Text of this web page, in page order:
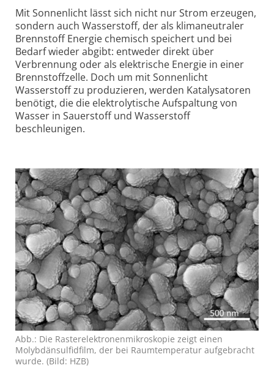
Mit Sonnenlicht lässt sich nicht nur Strom erzeugen,
sondern auch Wasserstoff, der als klimaneutraler
Brennstoff Energie chemisch speichert und bei
Bedarf wieder abgibt: entweder direkt über
Verbrennung oder als elektrische Energie in einer
Brennstoffzelle. Doch um mit Sonnenlicht
Wasserstoff zu produzieren, werden Katalysatoren
benötigt, die die elektrolytische Aufspaltung von
Wasser in Sauerstoff und Wasserstoff
beschleunigen.
Abb.: Die Rasterelektronenmikroskopie zeigt einen
Molybdänsulfidfilm, der bei Raumtemperatur aufgebracht
wurde. (Bild: HZB)